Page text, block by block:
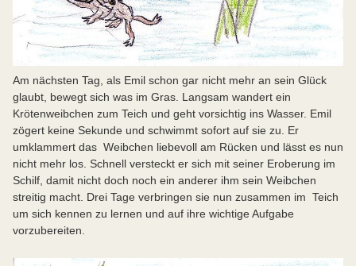
Am nächsten Tag, als Emil schon gar nicht mehr an sein Glück
glaubt, bewegt sich was im Gras. Langsam wandert ein
Krötenweibchen zum Teich und geht vorsichtig ins Wasser. Emil
zögert keine Sekunde und schwimmt sofort auf sie zu. Er
umklammert das Weibchen liebevoll am Rücken und lässt es nun
nicht mehr los. Schnell versteckt er sich mit seiner Eroberung im
Schilf, damit nicht doch noch ein anderer ihm sein Weibchen
streitig macht. Drei Tage verbringen sie nun zusammen im Teich
um sich kennen zu lernen und auf ihre wichtige Aufgabe
vorzubereiten.